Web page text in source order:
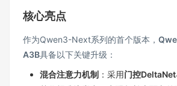
核心亮点
作为Qwen3-Next系列的首个版本，
A3B具备以下关键升级：
混合注意力机制 ：采用门控DeltaNet